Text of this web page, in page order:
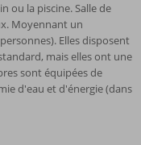
ou la piscine. Salle de
Moyennant un
Elles disposent
mais elles ont une
sont équipées de
d'eau et d'énergie (dans